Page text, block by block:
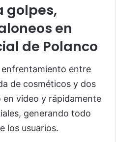
golpes,
en
de Polanco
enfrentamiento entre
de cosméticos y dos
video y rápidamente
generando todo
los usuarios.